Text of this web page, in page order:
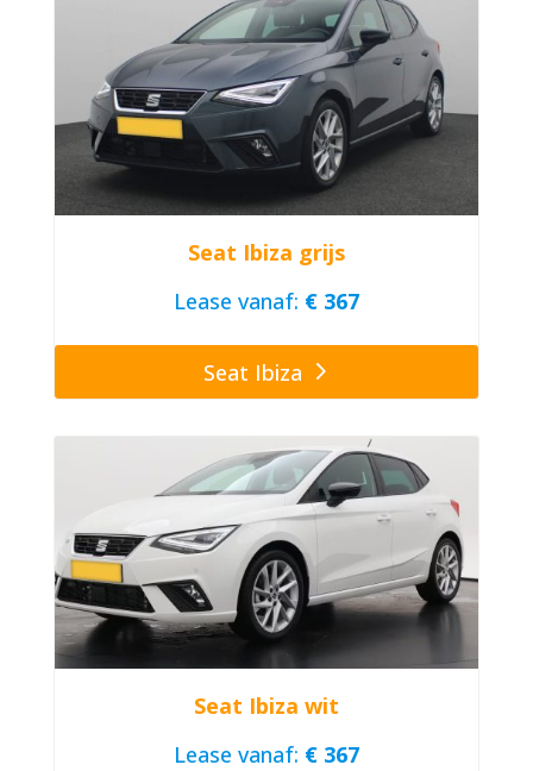
Seat Ibiza grijs
Lease vanaf: € 367
Seat Ibiza
Seat Ibiza wit
Lease vanaf: € 367